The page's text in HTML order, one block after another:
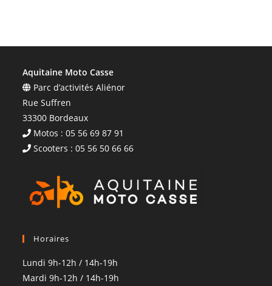
Aquitaine Moto Casse
Parc d’activités Aliénor
Rue Suffren
33300 Bordeaux
Motos : 05 56 69 87 91
Scooters : 05 56 50 66 66
Horaires
Lundi 9h-12h / 14h-19h
Mardi 9h-12h / 14h-19h